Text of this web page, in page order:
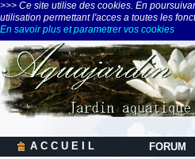
>>> Ce site utilise des cookies. En
utilisation permettant l'acces a toutes les
En savoir plus et parametrer vos cookies
A C C U E I L FORUM